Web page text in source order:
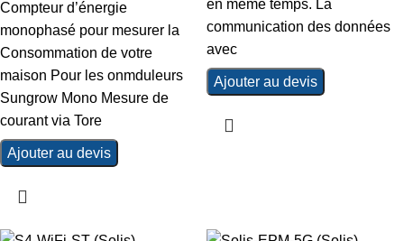
Compteur d’énergie
monophasé pour mesurer la
Consommation de votre
maison Pour les onmduleurs
Sungrow Mono Mesure de
courant via Tore
Ajouter au devis
en même temps. La
communication des données
avec
Ajouter au devis